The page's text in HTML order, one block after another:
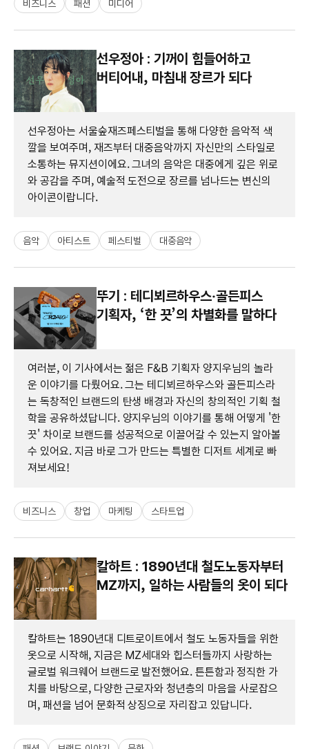
비즈니스 패션 미디어
선우정아 : 기꺼이 힘들어하고
버티어내, 마침내 장르가 되다
선우정아는 서울숲재즈페스티벌을 통해 다양한 음악적 색
깔을 보여주며, 재즈부터 대중음악까지 자신만의 스타일로
소통하는 뮤지션이에요. 그녀의 음악은 대중에게 깊은 위로
와 공감을 주며, 예술적 도전으로 장르를 넘나드는 변신의
아이콘이랍니다.
음악 아티스트 페스티벌 대중음악
뚜기 : 테디뵈르하우스‧골든피스
기획자, ‘한 끗’의 차별화를 말하다
여러분, 이 기사에서는 젊은 F&B 기획자 양지우님의 놀라
운 이야기를 다뤘어요. 그는 테디뵈르하우스와 골든피스라
는 독창적인 브랜드의 탄생 배경과 자신의 창의적인 기획 철
학을 공유하셨답니다. 양지우님의 이야기를 통해 어떻게 '한
끗' 차이로 브랜드를 성공적으로 이끌어갈 수 있는지 알아볼
수 있어요. 지금 바로 그가 만드는 특별한 디저트 세계로 빠
져보세요!
비즈니스 창업 마케팅 스타트업
칼하트 : 1890년대 철도노동자부터
MZ까지, 일하는 사람들의 옷이 되다
칼하트는 1890년대 디트로이트에서 철도 노동자들을 위한
옷으로 시작해, 지금은 MZ세대와 힙스터들까지 사랑하는
글로벌 워크웨어 브랜드로 발전했어요. 튼튼함과 정직한 가
치를 바탕으로, 다양한 근로자와 청년층의 마음을 사로잡으
며, 패션을 넘어 문화적 상징으로 자리잡고 있답니다.